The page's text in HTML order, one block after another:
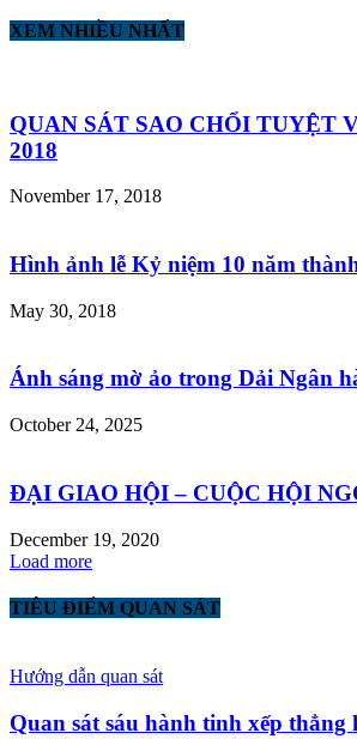
XEM NHIỀU NHẤT
QUAN SÁT SAO CHỔI TUYỆT
2018
November 17, 2018
Hình ảnh lễ Kỷ niệm 10 năm
May 30, 2018
Ánh sáng mờ ảo trong Dải Ngân
October 24, 2025
ĐẠI GIAO HỘI – CUỘC HỘI
December 19, 2020
Load more
TIÊU ĐIỂM QUAN SÁT
Hướng dẫn quan sát
Quan sát sáu hành tinh xếp thẳng